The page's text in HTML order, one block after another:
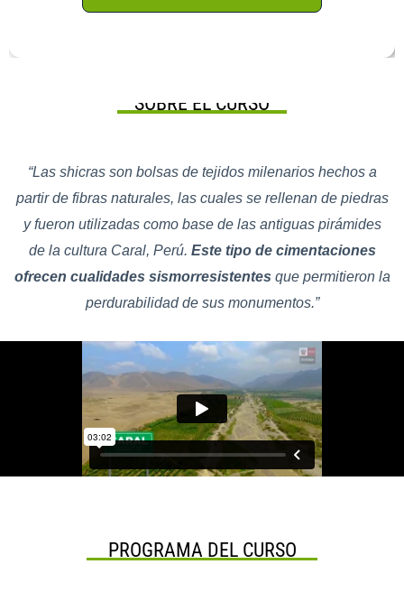
SOBRE EL CURSO
“Las shicras son bolsas de tejidos milenarios hechos a
partir de fibras naturales, las cuales se rellenan de piedras
y fueron utilizadas como base de las antiguas pirámides
de la cultura Caral, Perú. Este tipo de cimentaciones
ofrecen cualidades sismorresistentes que permitieron la
perdurabilidad de sus monumentos.”
PROGRAMA DEL CURSO